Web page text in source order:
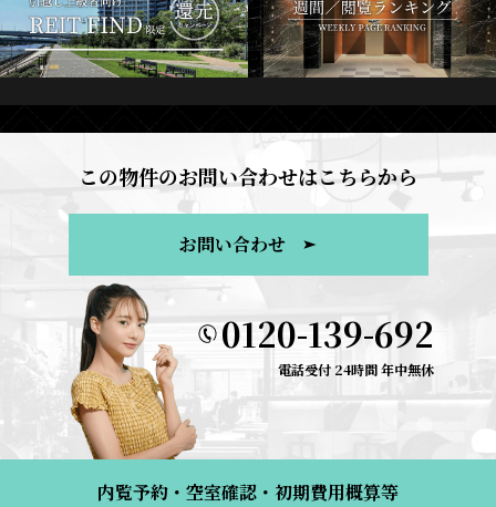
この物件のお問い合わせはこちらから
お問い合わせ
0120-139-692
電話受付 24時間 年中無休
内覧予約・空室確認・初期費用概算等